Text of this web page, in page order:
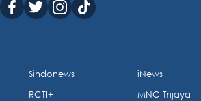
Sindonews
RCTI+
iNews
MNC Trijaya